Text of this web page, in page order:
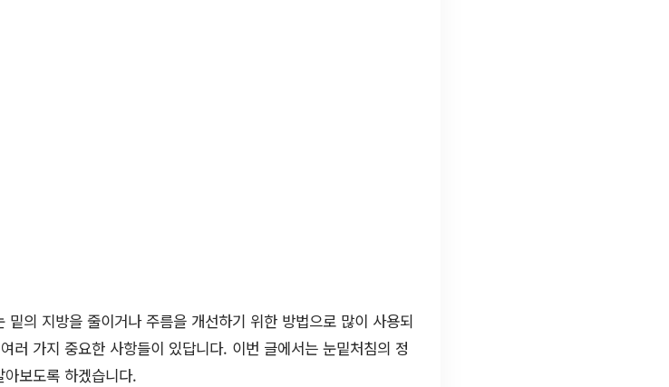
의 지방을 줄이거나 주름을 개선하기 위한 방법으로 많이 사용되
러 가지 중요한 사항들이 있답니다. 이번 글에서는 눈밑처침의 정
보도록 하겠습니다.